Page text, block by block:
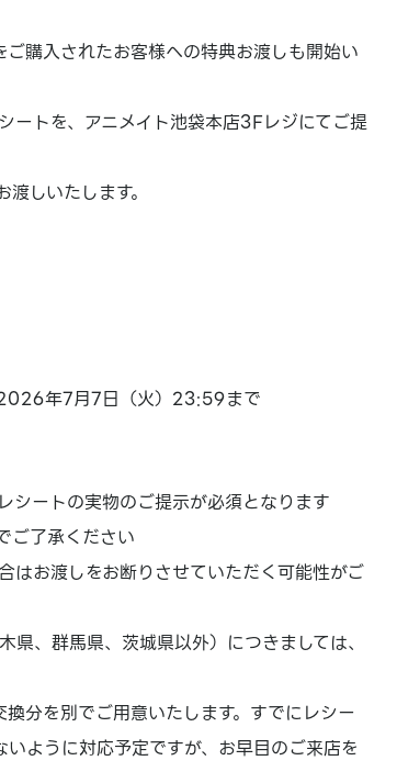
購入されたお客様への特典お渡しも開始い
ートを、アニメイト池袋本店3Fレジにてご提
しいたします。
年7月7日（火）23:59まで
ートの実物のご提示が必須となります
ご了承ください
お渡しをお断りさせていただく可能性がご
、群馬県、茨城県以外）につきましては、
分を別でご用意いたします。すでにレシー
ように対応予定ですが、お早目のご来店を